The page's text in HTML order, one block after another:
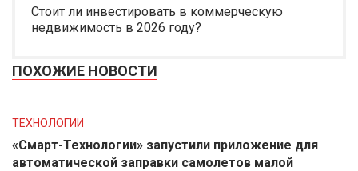
Стоит ли инвестировать в коммерческую
недвижимость в 2026 году?
ПОХОЖИЕ НОВОСТИ
ТЕХНОЛОГИИ
«Смарт-Технологии» запустили приложение для
автоматической заправки самолетов малой